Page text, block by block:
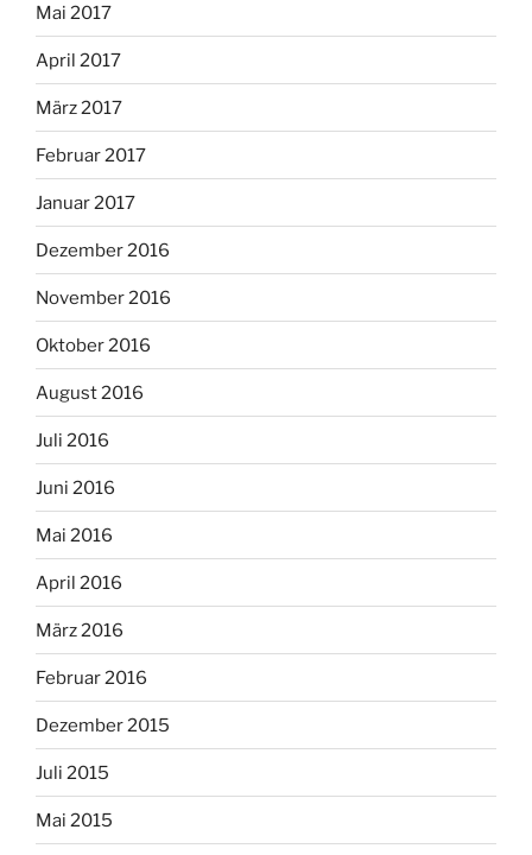
Mai 2017
April 2017
März 2017
Februar 2017
Januar 2017
Dezember 2016
November 2016
Oktober 2016
August 2016
Juli 2016
Juni 2016
Mai 2016
April 2016
März 2016
Februar 2016
Dezember 2015
Juli 2015
Mai 2015